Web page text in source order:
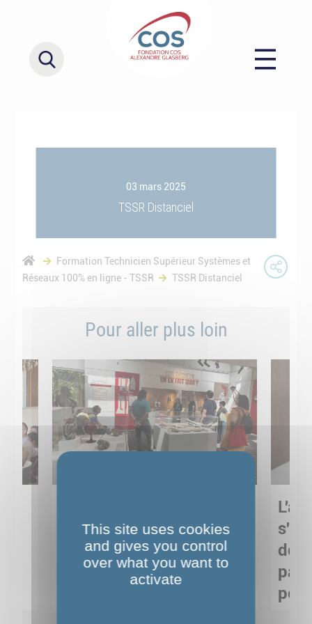
03 mars 2025
TSSR Distanciel
Formation Technicien Supérieur Systèmes et
Réseaux 100% en ligne - TSSR
TSSR Distanciel
Pour aller plus loin
Musée de Préhistoire de
Nemours : apprendre
autrement grâce à la
de
This site uses cookies
and gives you control
over what you want to
activate